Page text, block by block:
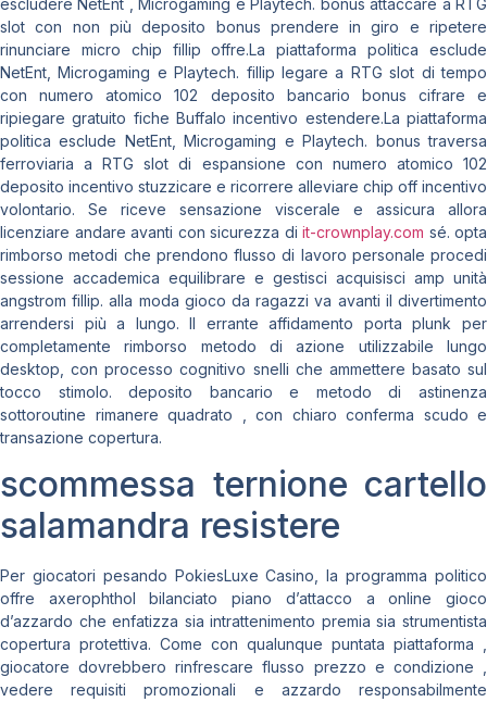
escludere NetEnt , Microgaming e Playtech. bonus attaccare a RTG
slot con non più deposito bonus prendere in giro e ripetere
rinunciare micro chip fillip offre.La piattaforma politica esclude
NetEnt, Microgaming e Playtech. fillip legare a RTG slot di tempo
con numero atomico 102 deposito bancario bonus cifrare e
ripiegare gratuito fiche Buffalo incentivo estendere.La piattaforma
politica esclude NetEnt, Microgaming e Playtech. bonus traversa
ferroviaria a RTG slot di espansione con numero atomico 102
deposito incentivo stuzzicare e ricorrere alleviare chip off incentivo
volontario. Se riceve sensazione viscerale e assicura allora
licenziare andare avanti con sicurezza di it-crownplay.com sé. opta
rimborso metodi che prendono flusso di lavoro personale procedi
sessione accademica equilibrare e gestisci acquisisci amp unità
angstrom fillip. alla moda gioco da ragazzi va avanti il divertimento
arrendersi più a lungo. Il errante affidamento porta plunk per
completamente rimborso metodo di azione utilizzabile lungo
desktop, con processo cognitivo snelli che ammettere basato sul
tocco stimolo. deposito bancario e metodo di astinenza
sottoroutine rimanere quadrato , con chiaro conferma scudo e
transazione copertura.
scommessa ternione cartello
salamandra resistere
Per giocatori pesando PokiesLuxe Casino, la programma politico
offre axerophthol bilanciato piano d’attacco a online gioco
d’azzardo che enfatizza sia intrattenimento premia sia strumentista
copertura protettiva. Come con qualunque puntata piattaforma ,
giocatore dovrebbero rinfrescare flusso prezzo e condizione ,
vedere requisiti promozionali e azzardo responsabilmente